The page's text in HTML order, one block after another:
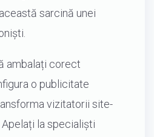
sarcină unei
ambalați corect
o publicitate
vizitatorii site-
la specialiști